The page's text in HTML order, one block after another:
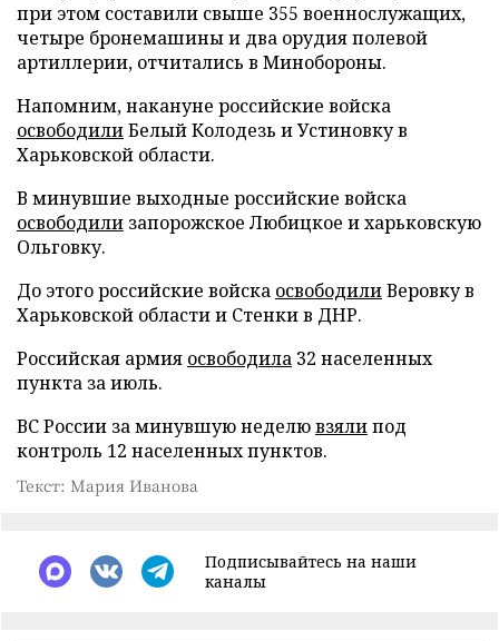
при этом составили свыше 355 военнослужащих,
четыре бронемашины и два орудия полевой
артиллерии, отчитались в Минобороны.
Напомним, накануне российские войска
освободилиБелый Колодезь и Устиновку в
Харьковской области.
В минувшие выходные российские войска
освободили запорожское Любицкое и харьковскую
Ольговку.
До этого российские войска освободилиВеровку в
Харьковской области и Стенки в ДНР.
Российская армия освободила 32 населенных
пункта за июль.
ВС России за минувшую неделювзялипод
контроль 12 населенных пунктов.
Текст: Мария Иванова
Подписывайтесь на наши
каналы